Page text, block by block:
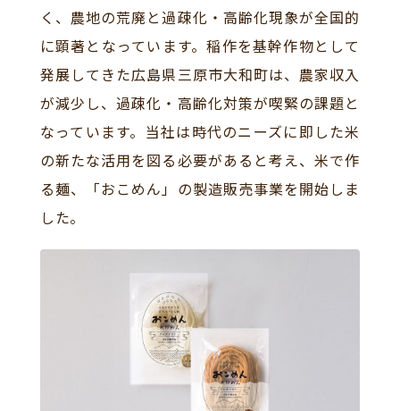
く、農地の荒廃と過疎化・高齢化現象が全国的
に顕著となっています。稲作を基幹作物として
発展してきた広島県三原市大和町は、農家収入
が減少し、過疎化・高齢化対策が喫緊の課題と
なっています。当社は時代のニーズに即した米
の新たな活用を図る必要があると考え、米で作
る麺、「おこめん」の製造販売事業を開始しま
した。